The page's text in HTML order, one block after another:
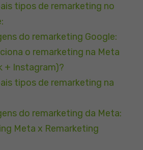
tipos de remarketing no
do remarketing Google:
o remarketing na Meta
+ Instagram)?
tipos de remarketing na
do remarketing da Meta:
Meta x Remarketing